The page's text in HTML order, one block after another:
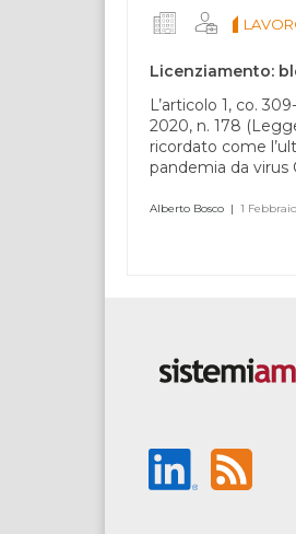
questo
campo
Licenziamento:
L’articolo 1, co.
2020, n. 178
ricordato come
pandemia da virus
Alberto Bosco | 1